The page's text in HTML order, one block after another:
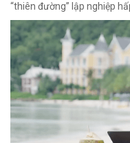
“thiên đường” lập nghiệp